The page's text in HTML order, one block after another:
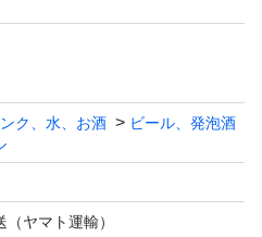
豊潤ラガー(26/11)
ン(26/12)
分確認したつもりですが記載
ンク、水、お酒
ビール、発泡酒
ヤマト運輸）